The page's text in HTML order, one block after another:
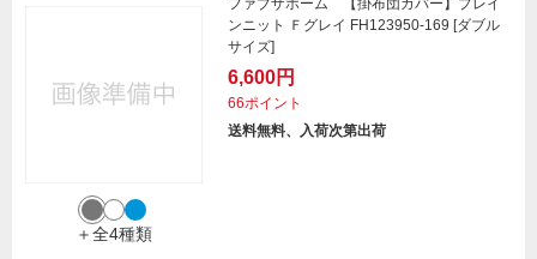
＋全4種類
ファブザホーム 【掛布団カバー】プレイ
ンニット Ｆグレイ FH123950-169 [ダブル
サイズ]
6,600円
66ポイント
送料無料、入荷次第出荷